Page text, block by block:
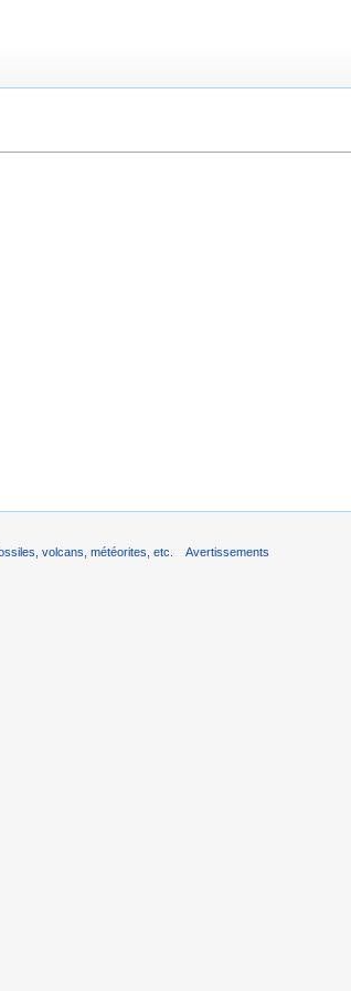
volcans, météorites, etc. Avertissements